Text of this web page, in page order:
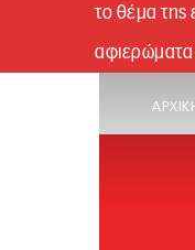
το θέμα της
αφιερώματα